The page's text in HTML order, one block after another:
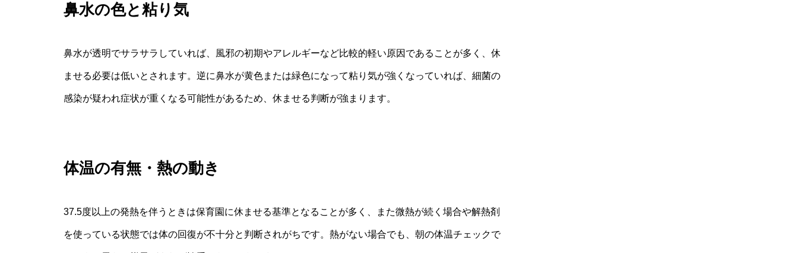
鼻水の色と粘り気
鼻水が透明でサラサラしていれば、風邪の初期やアレルギーなど比較的軽い原因であることが多く、休
ませる必要は低いとされます。逆に鼻水が黄色または緑色になって粘り気が強くなっていれば、細菌の
感染が疑われ症状が重くなる可能性があるため、休ませる判断が強まります。
体温の有無・熱の動き
37.5度以上の発熱を伴うときは保育園に休ませる基準となることが多く、また微熱が続く場合や解熱剤
を使っている状態では体の回復が不十分と判断されがちです。熱がない場合でも、朝の体温チェックで